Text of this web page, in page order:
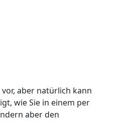
aber natürlich kann
wie Sie in einem per
aber den